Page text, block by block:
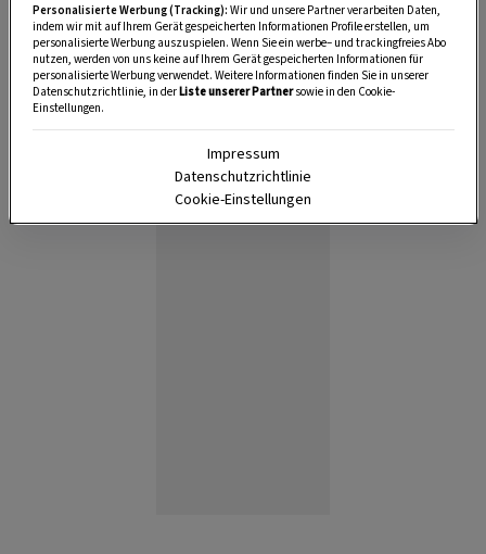
Anzeige
Personalisierte Werbung (Tracking): Wir und unsere Partner verarbeiten Daten,
indem wir mit auf Ihrem Gerät gespeicherten Informationen Profile erstellen, um
personalisierte Werbung auszuspielen. Wenn Sie ein werbe– und trackingfreies Abo
nutzen, werden von uns keine auf Ihrem Gerät gespeicherten Informationen für
personalisierte Werbung verwendet. Weitere Informationen finden Sie in unserer
Datenschutzrichtlinie, in derListe unserer Partnersowie in den Cookie-
Einstellungen.
Impressum
Datenschutzrichtlinie
Cookie-Einstellungen